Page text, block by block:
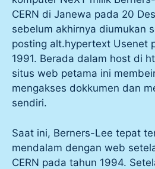
CERN di Janewa pada 20
sebelum akhirnya diumukan
posting alt.hypertext Usenet
1991. Berada dalam host di
situs web petama ini
mengakses dokkumen dan
sendiri.
Saat ini, Berners-Lee tepat
mendalam dengan web
CERN pada tahun 1994.